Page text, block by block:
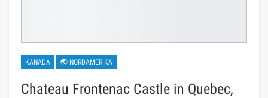
KANADA 🌏 NORDAMERIKA
Chateau Frontenac Castle in Quebec,